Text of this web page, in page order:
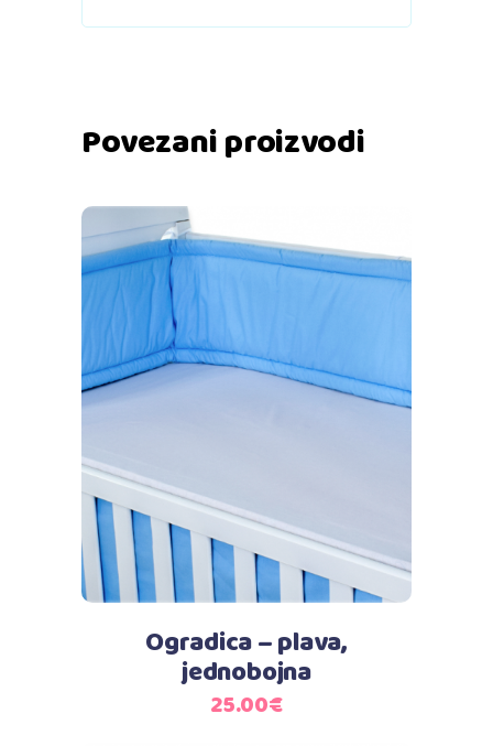
Povezani proizvodi
Ogradica – plava,
jednobojna
25.00€